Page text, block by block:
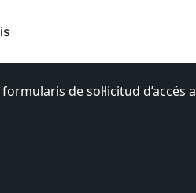
de sol·licitud d’accés a